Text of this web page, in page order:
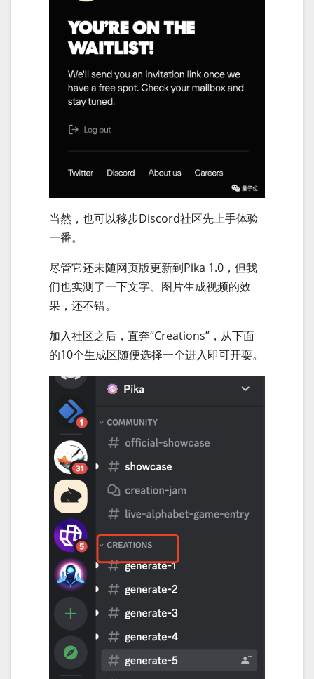
当然，也可以移步Discord社区先上手体验
一番。
尽管它还未随网页版更新到Pika 1.0，但我
们也实测了一下文字、图片生成视频的效
果，还不错。
加入社区之后，直奔“Creations”，从下面
的10个生成区随便选择一个进入即可开耍。